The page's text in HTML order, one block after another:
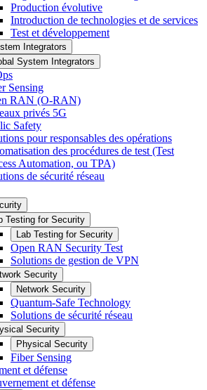
Production évolutive
Introduction de technologies et de services
Test et développement
Integrators
System Integrators
Sensing
RAN (O-RAN)
privés 5G
Safety
pour responsables des opérations
des procédures de test (Test
Automation, ou TPA)
de sécurité réseau
Testing for Security
Lab Testing for Security
Open RAN Security Test
Solutions de gestion de VPN
Security
Network Security
Quantum-Safe Technology
Solutions de sécurité réseau
Security
Physical Security
Fiber Sensing
et défense
et défense